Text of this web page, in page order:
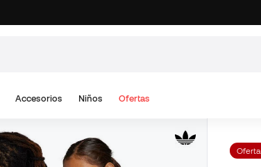
Accesorios Niños Ofertas
Oferta